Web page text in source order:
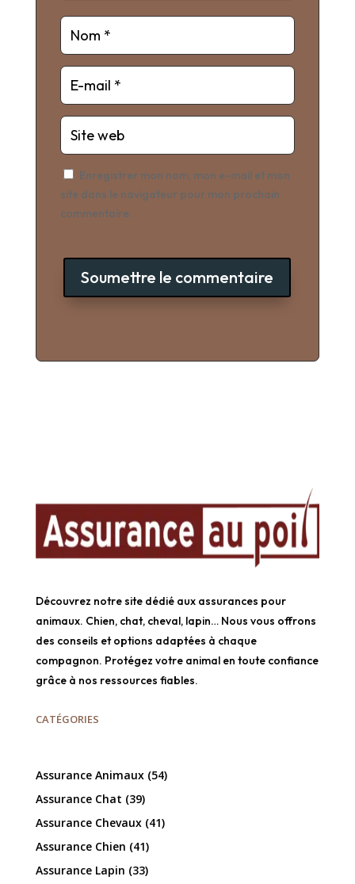
Enregistrer mon nom, mon e-mail et mon
site dans le navigateur pour mon prochain
commentaire.
Soumettre le commentaire
Découvrez notre site dédié aux assurances pour
animaux. Chien, chat, cheval, lapin… Nous vous offrons
des conseils et options adaptées à chaque
compagnon. Protégez votre animal en toute confiance
grâce à nos ressources fiables.
CATÉGORIES
Assurance Animaux(54)
Assurance Chat (39)
Assurance Chevaux(41)
Assurance Chien (41)
Assurance Lapin (33)